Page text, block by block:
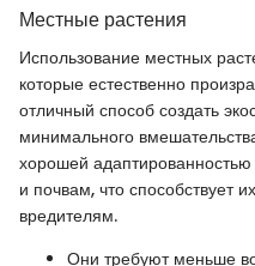
Местные растения
Использование местных
которые естественно
отличный способ создать
минимального
хорошей
и почвам, что способствует
вредителям.
Они требуют меньше